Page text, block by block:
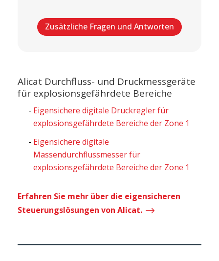
Zusätzliche Fragen und Antworten
Alicat Durchfluss- und Druckmessgeräte
für explosionsgefährdete Bereiche
Eigensichere digitale Druckregler für
explosionsgefährdete Bereiche der Zone 1
Eigensichere digitale
Massendurchflussmesser für
explosionsgefährdete Bereiche der Zone 1
Erfahren Sie mehr über die eigensicheren
Steuerungslösungen von Alicat. $